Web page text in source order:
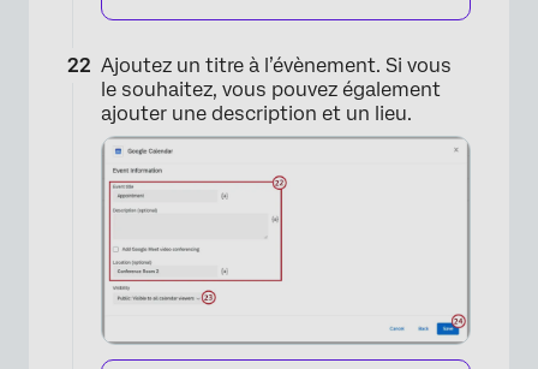
Ajoutez un titre à l’évènement. Si vous
le souhaitez, vous pouvez également
ajouter une description et un lieu.